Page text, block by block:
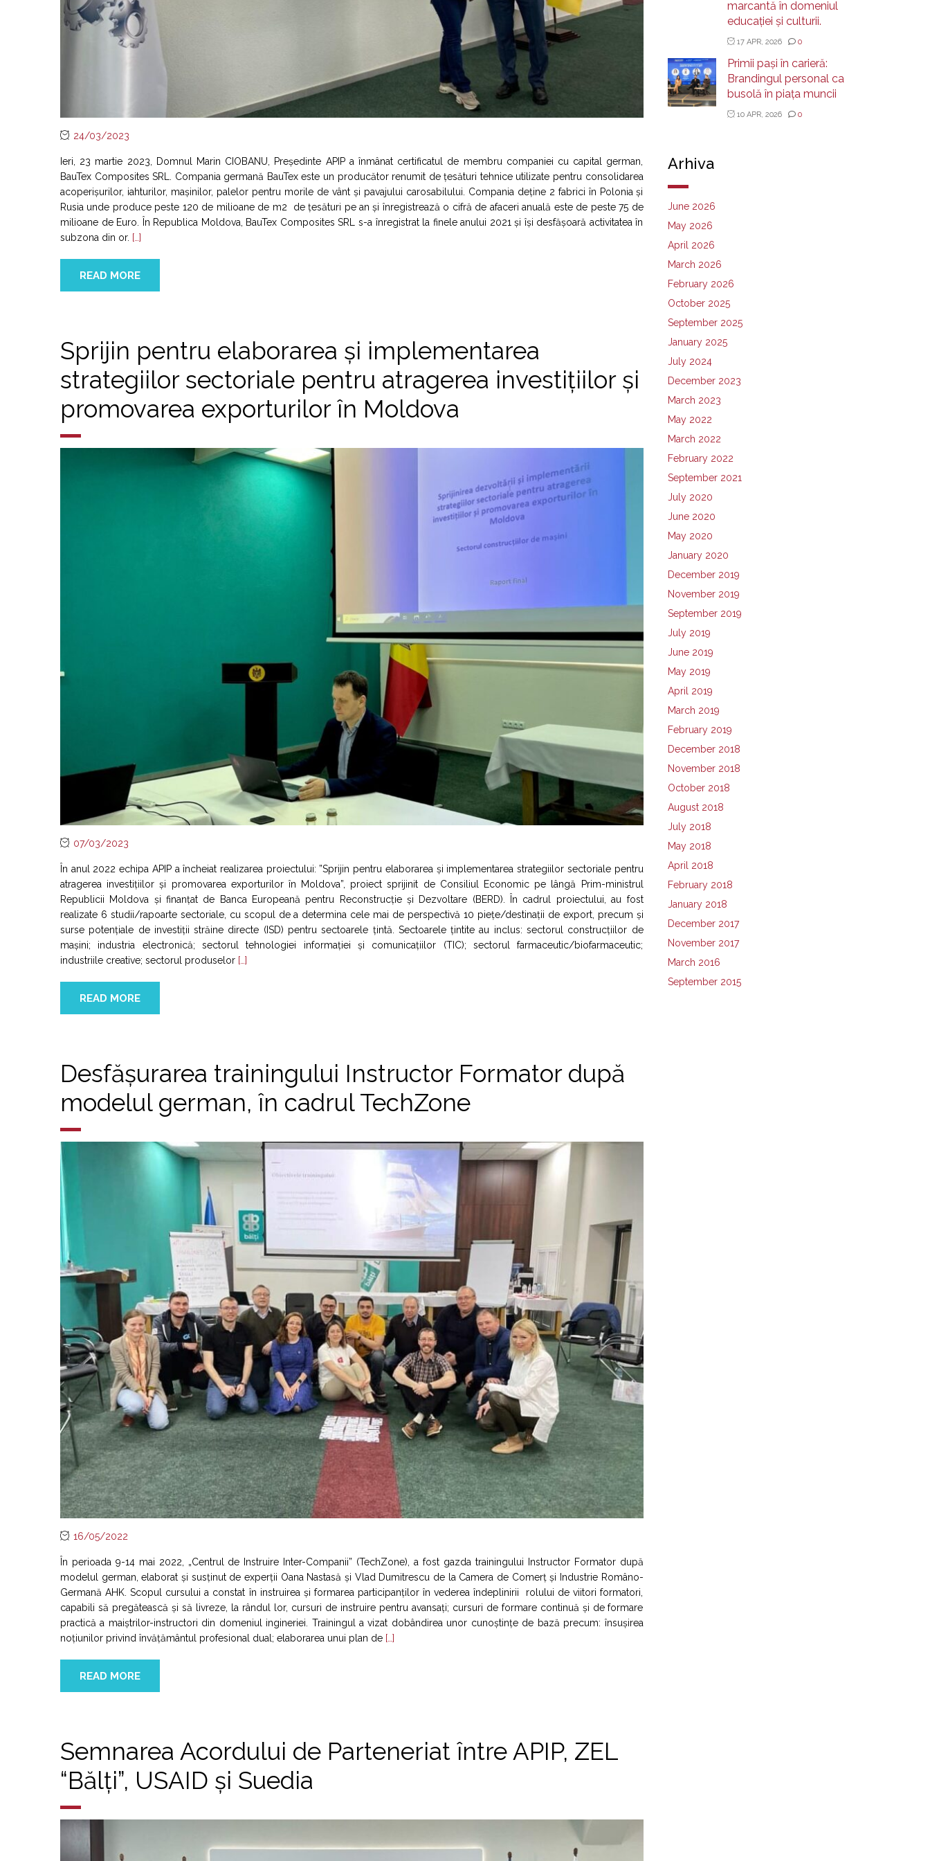
24/03/2023
Ieri, 23 martie 2023, Domnul Marin CIOBANU, Președinte APIP a înmânat certificatul de membru companiei cu capital german,
BauTex Composites SRL. Compania germană BauTex este un producător renumit de țesături tehnice utilizate pentru consolidarea
acoperișurilor, iahturilor, mașinilor, palelor pentru morile de vânt și pavajului carosabilului. Compania deține 2 fabrici în Polonia și
Rusia unde produce peste 120 de milioane de m2 de țesături pe an și înregistrează o cifră de afaceri anuală este de peste 75 de
milioane de Euro. În Republica Moldova, BauTex Composites SRL s-a înregistrat la finele anului 2021 și își desfășoară activitatea în
subzona din or. […]
READ MORE
Sprijin pentru elaborarea și implementarea
strategiilor sectoriale pentru atragerea investițiilor și
promovarea exporturilor în Moldova
07/03/2023
În anul 2022 echipa APIP a încheiat realizarea proiectului: ”Sprijin pentru elaborarea și implementarea strategiilor sectoriale pentru
atragerea investițiilor și promovarea exporturilor în Moldova”, proiect sprijinit de Consiliul Economic pe lângă Prim-ministrul
Republicii Moldova și finanțat de Banca Europeană pentru Reconstrucție și Dezvoltare (BERD). În cadrul proiectului, au fost
realizate 6 studii/rapoarte sectoriale, cu scopul de a determina cele mai de perspectivă 10 piețe/destinații de export, precum și
surse potențiale de investiții străine directe (ISD) pentru sectoarele țintă. Sectoarele țintite au inclus: sectorul construcțiilor de
mașini; industria electronică; sectorul tehnologiei informației și comunicațiilor (TIC); sectorul farmaceutic/biofarmaceutic;
industriile creative; sectorul produselor […]
READ MORE
Desfășurarea trainingului Instructor Formator după
modelul german, în cadrul TechZone
16/05/2022
În perioada 9-14 mai 2022, „Centrul de Instruire Inter-Companii” (TechZone), a fost gazda trainingului Instructor Formator după
modelul german, elaborat și susținut de experții Oana Nastasă și Vlad Dumitrescu de la Camera de Comerț și Industrie Româno-
Germană AHK. Scopul cursului a constat în instruirea și formarea participanților în vederea îndeplinirii rolului de viitori formatori,
capabili să pregătească și să livreze, la rândul lor, cursuri de instruire pentru avansați; cursuri de formare continuă și de formare
practică a maiștrilor-instructori din domeniul ingineriei. Trainingul a vizat dobândirea unor cunoștințe de bază precum: însușirea
noțiunilor privind învățământul profesional dual; elaborarea unui plan de […]
READ MORE
Semnarea Acordului de Parteneriat între APIP, ZEL
“Bălți”, USAID și Suedia
marcantă în domeniul
educației și culturii.
17 APR, 2026 0
Primii pași în carieră:
Brandingul personal ca
busolă în piața muncii
10 APR, 2026 0
Arhiva
June 2026
May 2026
April 2026
March 2026
February 2026
October 2025
September 2025
January 2025
July 2024
December 2023
March 2023
May 2022
March 2022
February 2022
September 2021
July 2020
June 2020
May 2020
January 2020
December 2019
November 2019
September 2019
July 2019
June 2019
May 2019
April 2019
March 2019
February 2019
December 2018
November 2018
October 2018
August 2018
July 2018
May 2018
April 2018
February 2018
January 2018
December 2017
November 2017
March 2016
September 2015